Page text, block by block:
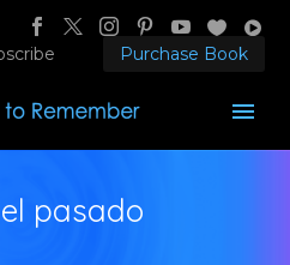
Purchase Book
pasado